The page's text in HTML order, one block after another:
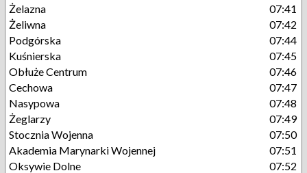
Żelazna
07:41
Żeliwna
07:42
Podgórska
07:44
Kuśnierska
07:45
Obłuże Centrum
07:46
Cechowa
07:47
Nasypowa
07:48
Żeglarzy
07:49
Stocznia Wojenna
07:50
Akademia Marynarki Wojennej
07:51
Oksywie Dolne
07:52